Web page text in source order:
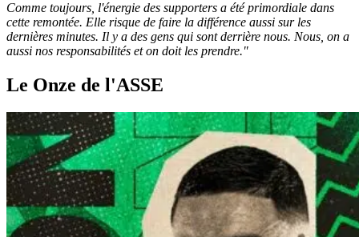
Comme toujours, l'énergie des supporters a été primordiale dans
cette remontée. Elle risque de faire la différence aussi sur les
dernières minutes. Il y a des gens qui sont derrière nous. Nous, on a
aussi nos responsabilités et on doit les prendre."
Le Onze de l'ASSE